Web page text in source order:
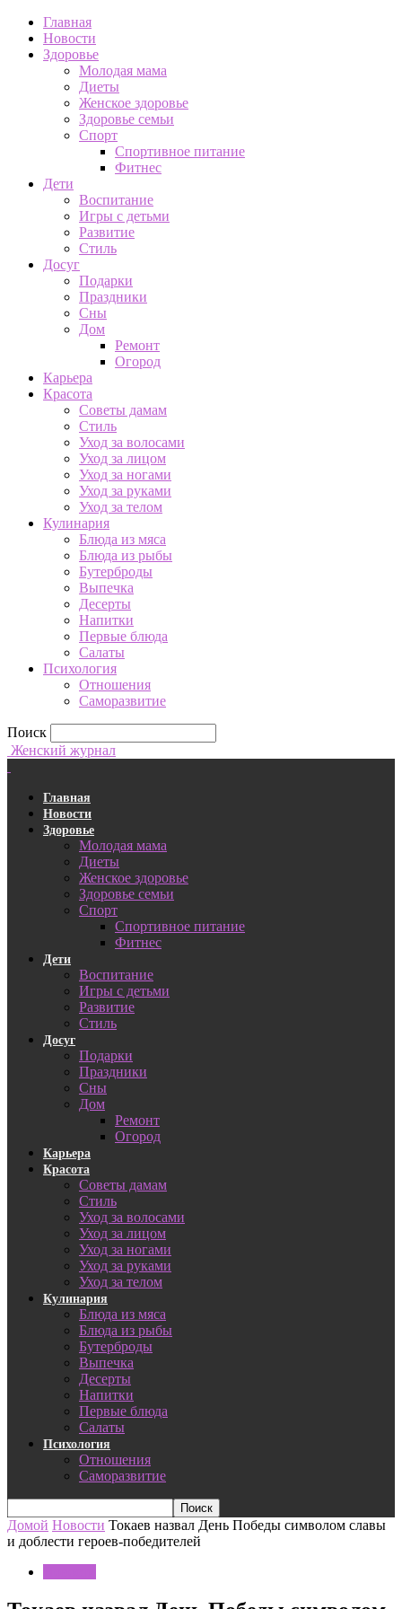
Главная
Новости
Здоровье
Молодая мама
Диеты
Женское здоровье
Здоровье семьи
Спорт
Спортивное питание
Фитнес
Дети
Воспитание
Игры с детьми
Развитие
Стиль
Досуг
Подарки
Праздники
Сны
Дом
Ремонт
Огород
Карьера
Красота
Советы дамам
Стиль
Уход за волосами
Уход за лицом
Уход за ногами
Уход за руками
Уход за телом
Кулинария
Блюда из мяса
Блюда из рыбы
Бутерброды
Выпечка
Десерты
Напитки
Первые блюда
Салаты
Психология
Отношения
Саморазвитие
Поиск
Женский журнал
Главная
Новости
Здоровье
Молодая мама
Диеты
Женское здоровье
Здоровье семьи
Спорт
Спортивное питание
Фитнес
Дети
Воспитание
Игры с детьми
Развитие
Стиль
Досуг
Подарки
Праздники
Сны
Дом
Ремонт
Огород
Карьера
Красота
Советы дамам
Стиль
Уход за волосами
Уход за лицом
Уход за ногами
Уход за руками
Уход за телом
Кулинария
Блюда из мяса
Блюда из рыбы
Бутерброды
Выпечка
Десерты
Напитки
Первые блюда
Салаты
Психология
Отношения
Саморазвитие
Домой Новости Токаев назвал День Победы символом славы
и доблести героев-победителей